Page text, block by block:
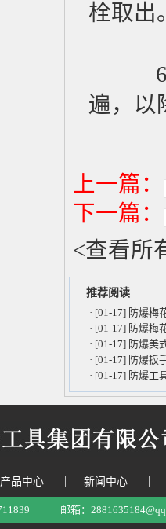
栓取出
6、
遍，以
上一篇：
下一篇：
<查看所
推荐阅读
· [01-17] 防爆梅
· [01-17] 防爆梅
· [01-17] 防爆美
· [01-17] 防爆扳
· [01-17] 防爆工
产品中心 新闻中心
邮箱：